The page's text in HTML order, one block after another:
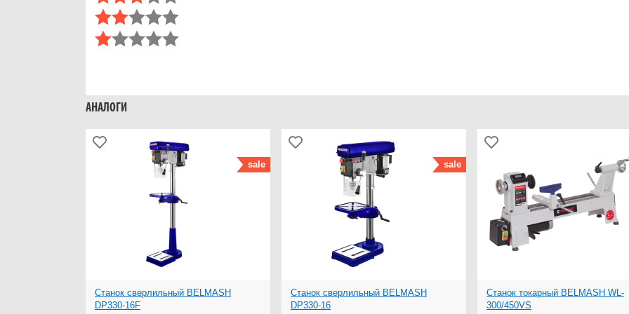
АНАЛОГИ
sale
Станок сверлильный BELMASH
DP330-16F
sale
Станок сверлильный BELMASH
DP330-16
Станок токарный BELMASH WL-
300/450VS